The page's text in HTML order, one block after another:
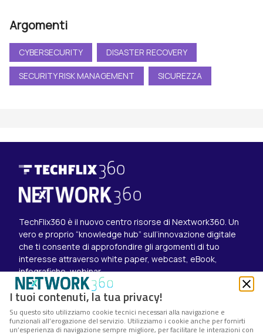
Argomenti
CYBERSECURITY DISASTER RECOVERY
SECURITY RISK MANAGEMENT SICUREZZA
TechFlix360 è il nuovo centro risorse di Nextwork360. Un
vero e proprio “knowledge hub” sull’innovazione digitale
che ti consente di approfondire gli argomenti di tuo
interesse attraverso white paper, webcast, eBook,
infografiche, webinar.
Esplora i contenuti
Canali
White paper
Eventi on demand
I tuoi contenuti, la tua privacy!
Su questo sito utilizziamo cookie tecnici necessari alla navigazione e
funzionali all’erogazione del servizio. Utilizziamo i cookie anche per fornirti
un’esperienza di navigazione sempre migliore, per facilitare le interazioni con